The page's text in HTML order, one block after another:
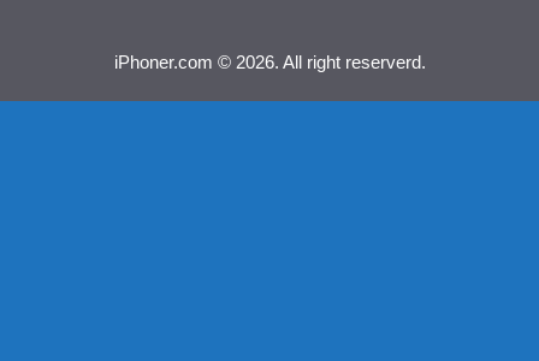
iPhoner.com © 2026. All right reserverd.